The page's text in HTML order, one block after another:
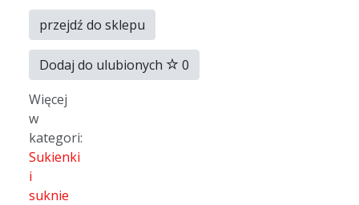
przejdź do sklepu
Dodaj do ulubionych
0
Więcej
w
kategori:
Sukienki
i
suknie